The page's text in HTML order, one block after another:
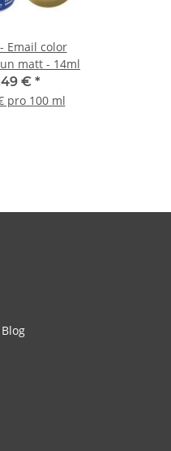
Email color
matt - 14ml
€ *
pro 100 ml